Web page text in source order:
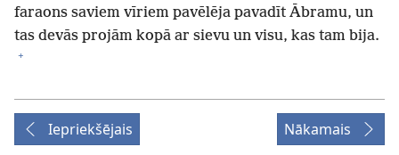
faraons saviem vīriem pavēlēja pavadīt Ābramu, un
tas devās projām kopā ar sievu un visu, kas tam bija.
+
Iepriekšējais Nākamais